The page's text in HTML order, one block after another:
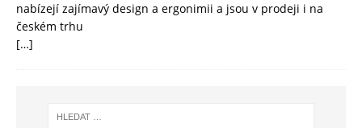
nabízejí zajímavý design a ergonimii a jsou v prodeji i na
českém trhu
[…]